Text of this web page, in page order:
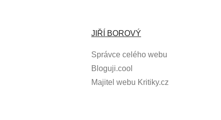
JIŘÍ BOROVÝ
Správce celého webu
Bloguji.cool
Majitel webu Kritiky.cz